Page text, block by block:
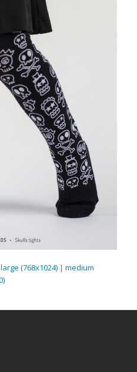
large (768x1024)| medium